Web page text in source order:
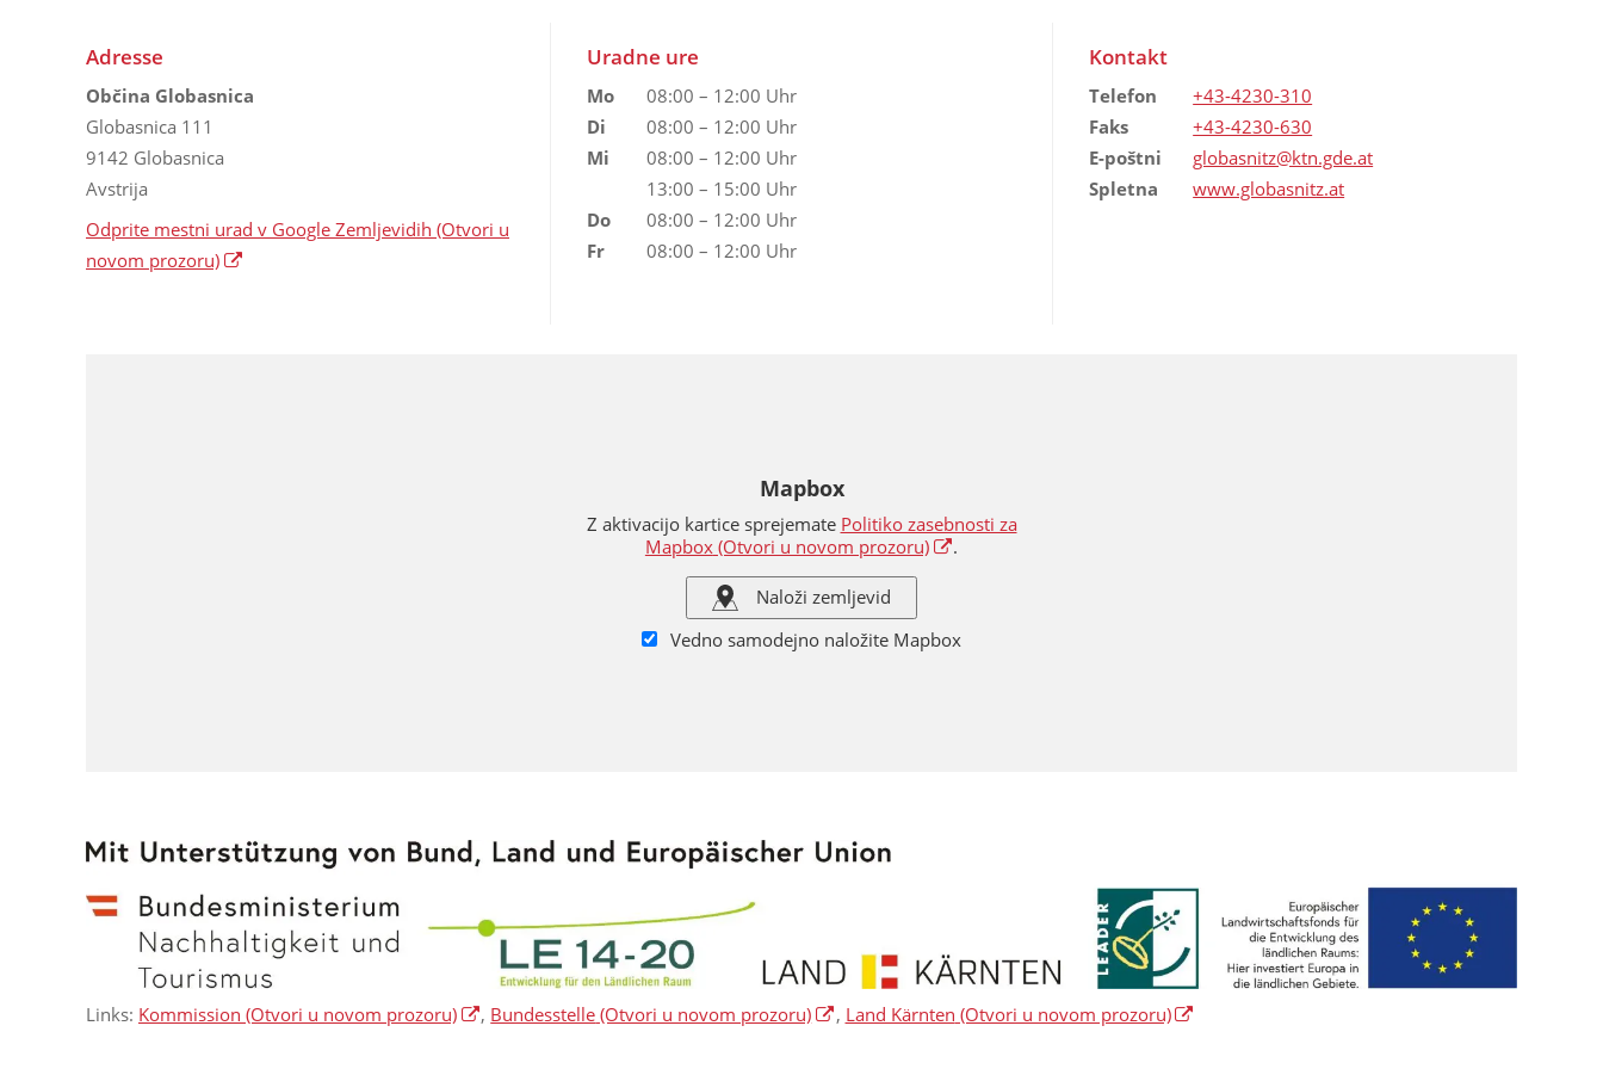
Adresse
Občina Globasnica
Globasnica 111
9142 Globasnica
Avstrija
Odprite mestni urad v Google Zemljevidih (Otvori u
novom prozoru)
Uradne ure
Mo
08:00 – 12:00 Uhr
Di
08:00 – 12:00 Uhr
Mi
08:00 – 12:00 Uhr
13:00 – 15:00 Uhr
Do
08:00 – 12:00 Uhr
Fr
08:00 – 12:00 Uhr
Kontakt
Telefon
+43-4230-310
Faks
+43-4230-630
E-poštni
globasnitz@ktn.gde.at
Spletna
www.globasnitz.at
Mapbox
Z aktivacijo kartice sprejemate Politiko zasebnosti za
Mapbox(Otvori u novom prozoru) .
Naloži zemljevid
Vedno samodejno naložite Mapbox
Links: Kommission (Otvori u novom prozoru) , Bundesstelle (Otvori u novom prozoru) , Land Kärnten (Otvori u novom prozoru)